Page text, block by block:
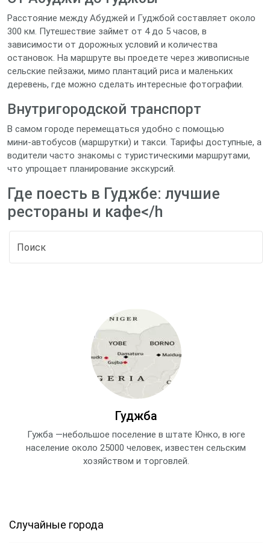
Расстояние между Абуджей и Гуджбой составляет около
300 км. Путешествие займет от 4 до 5 часов, в
зависимости от дорожных условий и количества
остановок. На маршруте вы проедете через живописные
сельские пейзажи, мимо плантаций риса и маленьких
деревень, где можно сделать интересные фотографии.
Внутригородской транспорт
В самом городе перемещаться удобно с помощью
мини‑автобусов (маршрутки) и такси. Тарифы доступные, а
водители часто знакомы с туристическими маршрутами,
что упрощает планирование экскурсий.
Где поесть в Гуджбе: лучшие
рестораны и кафе</h
Гуджба
Гужба —небольшое поселение в штате Юнко, в юге
население около 25000 человек, известен сельским
хозяйством и торговлей.
Случайные города